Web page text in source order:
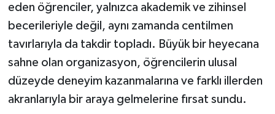
eden öğrenciler, yalnızca akademik ve zihinsel
becerileriyle değil, aynı zamanda centilmen
tavırlarıyla da takdir topladı. Büyük bir heyecana
sahne olan organizasyon, öğrencilerin ulusal
düzeyde deneyim kazanmalarına ve farklı illerden
akranlarıyla bir araya gelmelerine fırsat sundu.